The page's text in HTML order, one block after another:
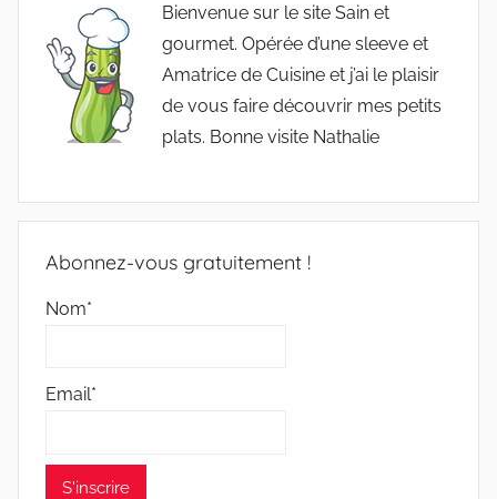
Bienvenue sur le site Sain et
gourmet. Opérée d’une sleeve et
Amatrice de Cuisine et j’ai le plaisir
de vous faire découvrir mes petits
plats. Bonne visite Nathalie
Abonnez-vous gratuitement !
Nom*
Email*